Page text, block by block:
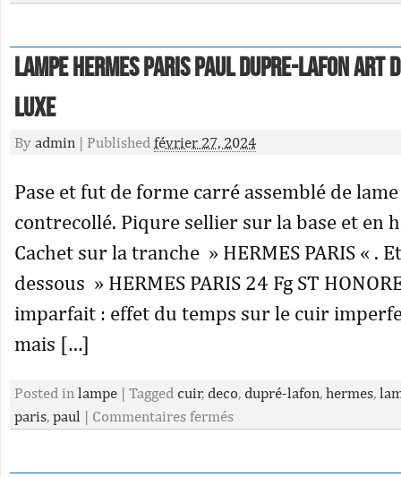
Lampe HERMES Paris Paul DUPRE-LAFON
luxe
By admin | Published février 27, 2024
Pase et fut de forme carré assemblé de
contrecollé. Piqure sellier sur la base et en
Cachet sur la tranche » HERMES PARIS « .
dessous » HERMES PARIS 24 Fg ST
imparfait : effet du temps sur le cuir
mais […]
Posted in lampe | Tagged cuir, deco, dupré-lafon, hermes,
paris, paul | Commentaires fermés